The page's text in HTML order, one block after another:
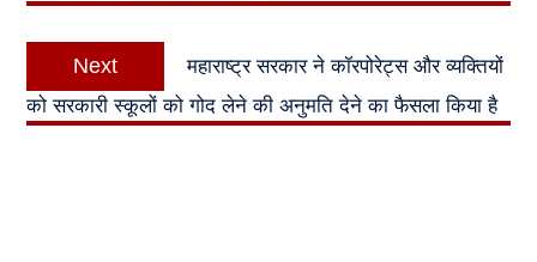
Next
post:
महाराष्ट्र सरकार ने कॉरपोरेट्स और व्यक्तियों
को सरकारी स्कूलों को गोद लेने की अनुमति देने का फैसला किया है